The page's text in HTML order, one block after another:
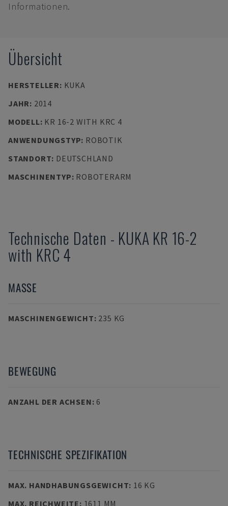
Informationen.
Übersicht
HERSTELLER: KUKA
JAHR: 2014
MODELL: KR 16-2 WITH KRC 4
ANWENDUNGSTYP: ROBOTIK
STANDORT: DEUTSCHLAND
MASCHINENTYP: ROBOTERARM
Technische Daten - KUKA KR 16-2
with KRC 4
MASSE
MASCHINENGEWICHT: 235 KG
BEWEGUNG
ANZAHL DER ACHSEN: 6
TECHNISCHE SPEZIFIKATION
MAX. HANDHABUNGSGEWICHT: 16 KG
MAX. REICHWEITE: 1611 MM